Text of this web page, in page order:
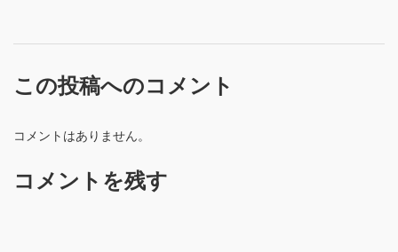
この投稿へのコメント
コメントはありません。
コメントを残す